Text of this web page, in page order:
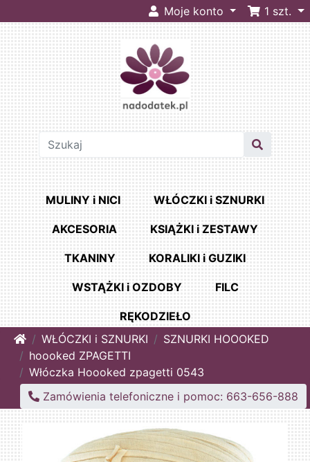
Moje konto 1 szt.
MULINY i NICI WŁÓCZKI i SZNURKI
AKCESORIA KSIĄŻKI i ZESTAWY
TKANINY KORALIKI i GUZIKI
WSTĄŻKI i OZDOBY FILC
RĘKODZIEŁO
HomeWŁÓCZKI i SZNURKI
SZNURKI HOOOKED
hoooked ZPAGETTI
Włóczka Hoooked zpagetti 0543
Zamówienia telefoniczne i pomoc: 663-656-888